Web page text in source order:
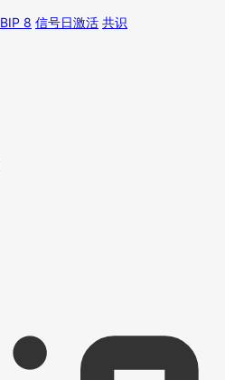
BIP 8 信号日激活 共识